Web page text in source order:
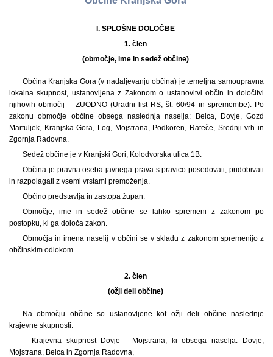
I. SPLOŠNE DOLOČBE
1. člen
(območje, ime in sedež občine)
Občina Kranjska Gora (v nadaljevanju občina) je temeljna samoupravna
lokalna skupnost, ustanovljena z Zakonom o ustanovitvi občin in določitvi
njihovih območij – ZUODNO (Uradni list RS, št. 60/94 in spremembe). Po
zakonu območje občine obsega naslednja naselja: Belca, Dovje, Gozd
Martuljek, Kranjska Gora, Log, Mojstrana, Podkoren, Rateče, Srednji vrh in
Zgornja Radovna.
Sedež občine je v Kranjski Gori, Kolodvorska ulica 1B.
Občina je pravna oseba javnega prava s pravico posedovati, pridobivati
in razpolagati z vsemi vrstami premoženja.
Občino predstavlja in zastopa župan.
Območje, ime in sedež občine se lahko spremeni z zakonom po
postopku, ki ga določa zakon.
Območja in imena naselij v občini se v skladu z zakonom spremenijo z
občinskim odlokom.
2. člen
(ožji deli občine)
Na območju občine so ustanovljene kot ožji deli občine naslednje
krajevne skupnosti:
– Krajevna skupnost Dovje - Mojstrana, ki obsega naselja: Dovje,
Mojstrana, Belca in Zgornja Radovna,